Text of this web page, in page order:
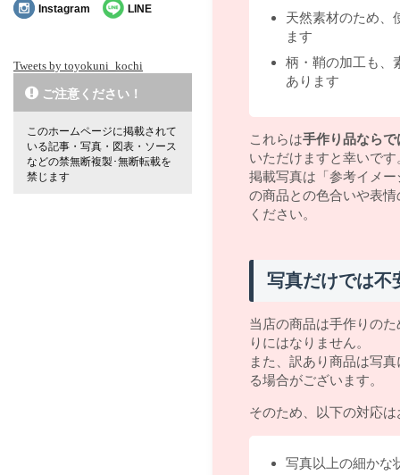
天然素材のため、
ます
柄・鞘の加工も、
あります
これらは手作り品なら
いただけますと幸いです
掲載写真は「参考イメ
の商品との色合いや表
ください。
写真だけでは不
当店の商品は手作りの
りにはなりません。
また、訳あり商品は写
る場合がございます。
そのため、以下の対応
写真以上の細かな
Instagram LINE
Tweets by toyokuni_kochi
ご注意ください！
このホームページに掲載されて
いる記事・写真・図表・ソース
などの禁無断複製･無断転載を
禁じます